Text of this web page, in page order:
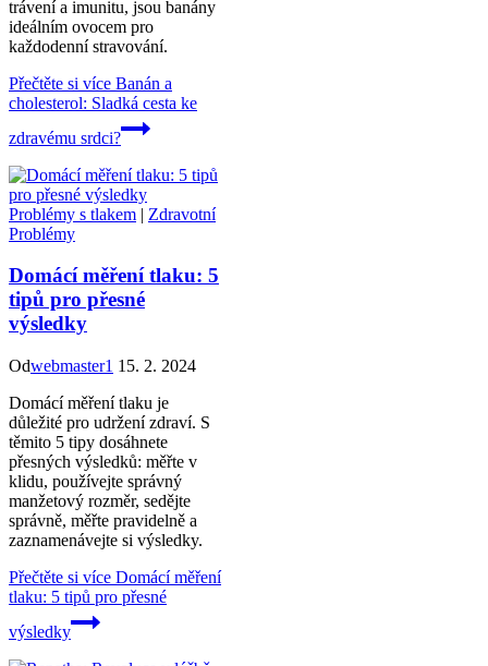
trávení a imunitu, jsou banány
ideálním ovocem pro
každodenní stravování.
Přečtěte si více Banán a
cholesterol: Sladká cesta ke
zdravému srdci?
Problémy s tlakem | Zdravotní
Problémy
Domácí měření tlaku: 5
tipů pro přesné
výsledky
Odwebmaster1 15. 2. 2024
Domácí měření tlaku je
důležité pro udržení zdraví. S
těmito 5 tipy dosáhnete
přesných výsledků: měřte v
klidu, používejte správný
manžetový rozměr, sedějte
správně, měřte pravidelně a
zaznamenávejte si výsledky.
Přečtěte si více Domácí měření
tlaku: 5 tipů pro přesné
výsledky